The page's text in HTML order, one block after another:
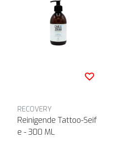
RECOVERY
Reinigende Tattoo-Seif
e - 300 ML